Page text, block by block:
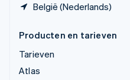
België (Nederlands)
Producten en tarieven
Tarieven
Atlas